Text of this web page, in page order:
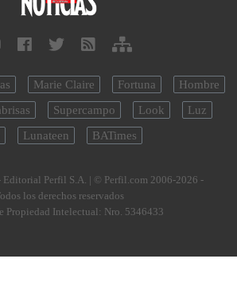
Marie Claire Fortuna
Hombre
Supercampo Look
Luz
Lunateen BATimes
Perfil S.A. | © Perfil.com 2006-2026 -
los derechos reservados
Propiedad Intelectual: Nro. 5346433